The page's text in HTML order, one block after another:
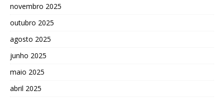
novembro 2025
outubro 2025
agosto 2025
junho 2025
maio 2025
abril 2025